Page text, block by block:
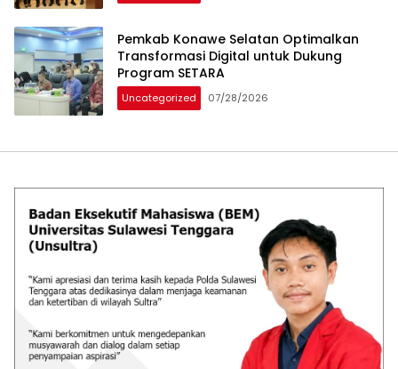
Pemkab Konawe Selatan Optimalkan
Transformasi Digital untuk Dukung
Program SETARA
Uncategorized 07/28/2026